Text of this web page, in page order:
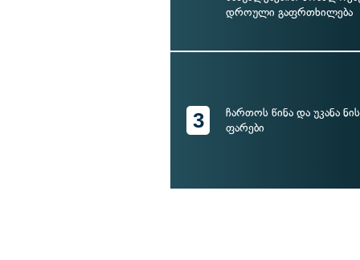
დროული გაფრთხილება
3
ჩართოს წინა და უკანა
ფარები